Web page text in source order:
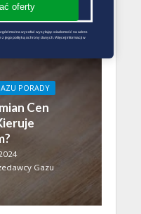
PORADY
Cen
Gazu
oferty
można wycofać wysyłając wiadomość na adres
jego polityką ochrony danych. Więcej informacji w